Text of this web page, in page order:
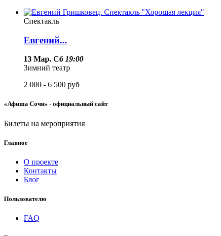
Спектакль
Евгений...
13 Мар. Сб 19:00
Зимний театр
2 000 - 6 500 руб
«Афиша Сочи» - официальный сайт
Билеты на мероприятия
Главное
О проекте
Контакты
Блог
Пользователю
FAQ